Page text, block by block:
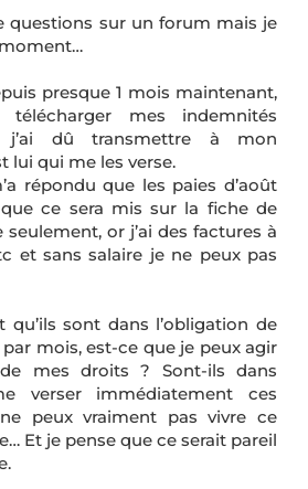
questions sur un forum mais je
moment…
presque 1 mois maintenant,
mes indemnités
j’ai dû transmettre à mon
lui qui me les verse.
répondu que les paies d’août
ce sera mis sur la fiche de
or j’ai des factures à
et sans salaire je ne peux pas
qu’ils sont dans l’obligation de
par mois, est-ce que je peux agir
mes droits ? Sont-ils dans
verser immédiatement ces
peux vraiment pas vivre ce
Et je pense que ce serait pareil